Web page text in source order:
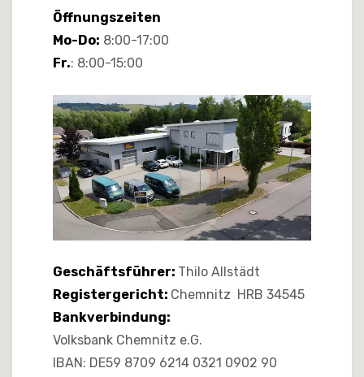
Öffnungszeiten
Mo-Do: 8:00-17:00
Fr.: 8:00-15:00
Geschäftsführer: Thilo Allstädt
Registergericht: Chemnitz HRB 34545
Bankverbindung:
Volksbank Chemnitz e.G.
IBAN: DE59 8709 6214 0321 0902 90